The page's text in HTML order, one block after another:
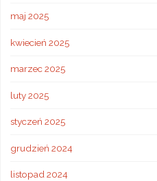
maj 2025
kwiecień 2025
marzec 2025
luty 2025
styczeń 2025
grudzień 2024
listopad 2024